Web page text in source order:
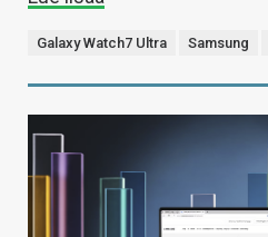
Galaxy Watch7 Ultra Samsung